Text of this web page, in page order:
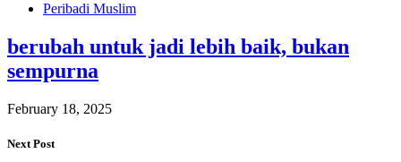
Peribadi Muslim
berubah untuk jadi lebih baik, bukan
sempurna
February 18, 2025
Next Post